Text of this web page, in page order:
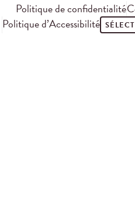
Politique de confidentialité
Politique d’Accessibilité